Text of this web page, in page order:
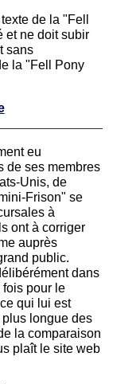
de la "Fell
et ne doit subir
sans
la "Fell Pony
eu
de ses membres
Unis, de
Frison" se
à
ont à corriger
auprès
public.
dans
fois pour le
qui lui est
longue des
la comparaison
plaît le site web